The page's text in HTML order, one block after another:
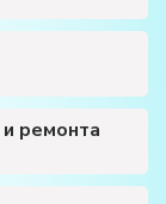
ремонта